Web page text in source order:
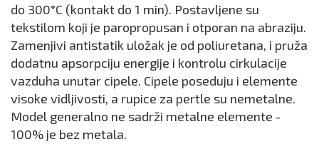
do 300°C (kontakt do 1 min). Postavljene su
tekstilom koji je paropropusan i otporan na abraziju.
Zamenjivi antistatik uložak je od poliuretana, i pruža
dodatnu apsorpciju energije i kontrolu cirkulacije
vazduha unutar cipele. Cipele poseduju i elemente
visoke vidljivosti, a rupice za pertle su nemetalne.
Model generalno ne sadrži metalne elemente -
100% je bez metala.